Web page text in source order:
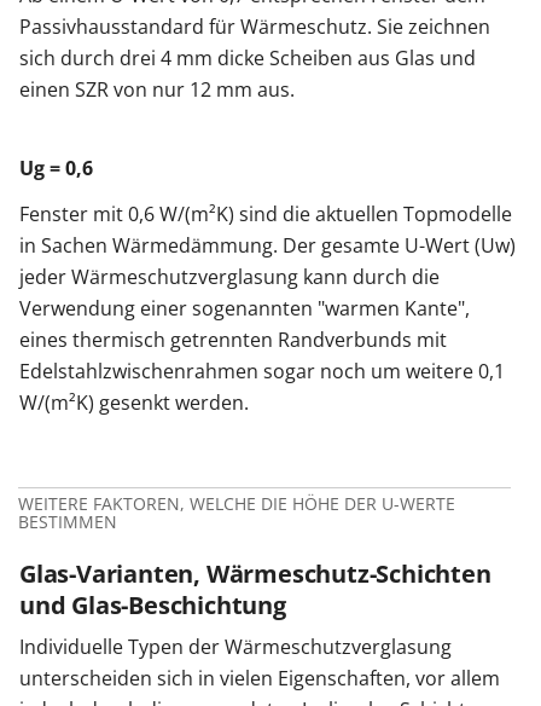
Passivhausstandard für Wärmeschutz. Sie zeichnen
sich durch drei 4 mm dicke Scheiben aus Glas und
einen SZR von nur 12 mm aus.
Ug = 0,6
Fenster mit 0,6 W/(m²K) sind die aktuellen Topmodelle
in Sachen Wärmedämmung. Der gesamte U-Wert (Uw)
jeder Wärmeschutzverglasung kann durch die
Verwendung einer sogenannten "warmen Kante",
eines thermisch getrennten Randverbunds mit
Edelstahlzwischenrahmen sogar noch um weitere 0,1
W/(m²K) gesenkt werden.
WEITERE FAKTOREN, WELCHE DIE HÖHE DER U-WERTE
BESTIMMEN
Glas-Varianten, Wärmeschutz-Schichten
und Glas-Beschichtung
Individuelle Typen der Wärmeschutzverglasung
unterscheiden sich in vielen Eigenschaften, vor allem